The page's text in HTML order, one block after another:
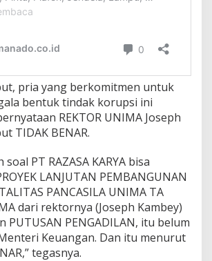
pria yang berkomitmen untuk
bentuk tindak korupsi ini
REKTOR UNIMA Joseph
TIDAK BENAR.
PT RAZASA KARYA bisa
LANJUTAN PEMBANGUNAN
PANCASILA UNIMA TA
dari rektornya (Joseph Kambey)
PUTUSAN PENGADILAN, itu belum
Keuangan. Dan itu menurut
tegasnya.